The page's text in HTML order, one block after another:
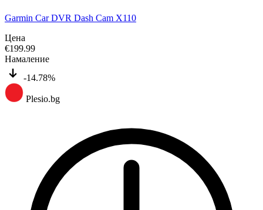
Garmin Car DVR Dash Cam X110
Цена
€199.99
Намаление
-14.78%
Plesio.bg